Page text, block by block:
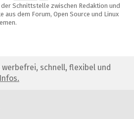
Schnittstelle zwischen Redaktion und
aus dem Forum, Open Source und Linux
werbefrei, schnell, flexibel und